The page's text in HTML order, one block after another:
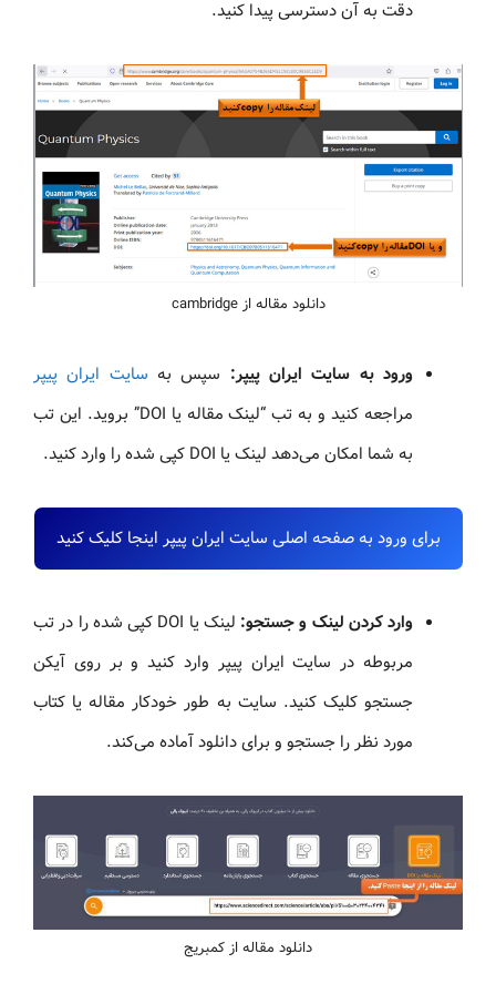
دقت به آن دسترسی پیدا کنید.
دانلود مقاله از cambridge
ورود به سایت ایران پیپر: سپس به سایت ایران پیپر
مراجعه کنید و به تب “لینک مقاله یا DOI” بروید. این تب
به شما امکان می‌دهد لینک یا DOI کپی شده را وارد کنید.
برای ورود به صفحه اصلی سایت ایران پیپر اینجا کلیک کنید
وارد کردن لینک و جستجو:
لینک یا DOI کپی شده را در تب
مربوطه در سایت ایران پیپر وارد کنید و بر روی آیکن
جستجو کلیک کنید. سایت به طور خودکار مقاله یا کتاب
مورد نظر را جستجو و برای دانلود آماده می‌کند.
دانلود مقاله از کمبریج